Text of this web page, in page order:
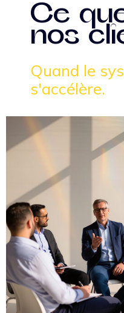
Ce
nos
Quand le
s'accélère.